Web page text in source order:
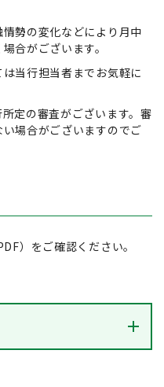
勢の変化などにより月中
合がございます。
当行担当者までお気軽に
定の審査がございます。審
場合がございますのでご
）をご確認ください。